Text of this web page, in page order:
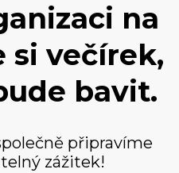
na
si večírek,
bavit.
připravíme
zážitek!